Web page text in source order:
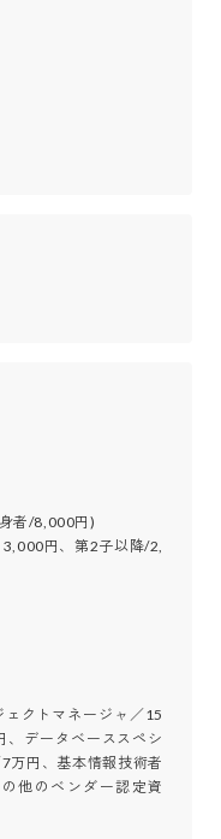
者/8,000円)
円、第2子以降/2,
クトマネージャ／15
、データベーススペシ
万円、基本情報技術者
他のベンダー認定資